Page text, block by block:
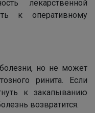
лекарственной
к оперативному
но не может
ринита. Если
к закапыванию
возвратится.
нет, спасибо